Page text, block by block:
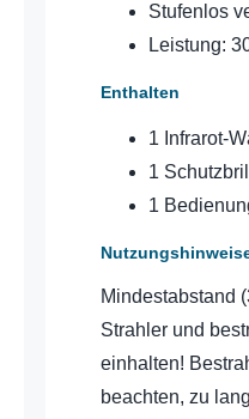
Stufenlos
Leistung:
Enthalten
1 Infrarot-
1
1
Mindestabstand
Strahler und
einhalten!
beachten, zu